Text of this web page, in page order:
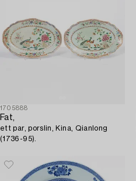
1705888
Fat,
ett par, porslin, Kina, Qianlong
(1736-95).